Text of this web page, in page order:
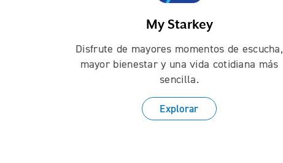
My Starkey
Disfrute de mayores momentos de escucha,
mayor bienestar y una vida cotidiana más
sencilla.
Explorar